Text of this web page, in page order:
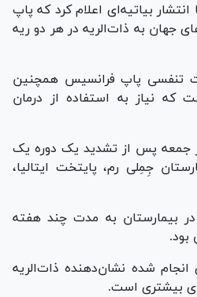
انتشار بیاتیه‌ای اعلام کرد که پاپ
جهان به ذات‌الریه در هر دو ریه
تنفسی پاپ فرانسیس همچنین
نیاز به استفاده از درمان
۸۸ ساله روز جمعه پس از تشدید یک دوره یک
جِمِلی رم، پایتخت ایتالیا،
بیمارستان به مدت چند هفته
بود.
شده نشان‌دهنده ذات‌الریه
بیشتری است.